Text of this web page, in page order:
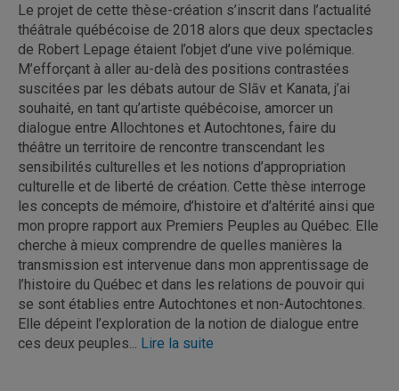
Le projet de cette thèse-création s’inscrit dans l’actualité
théâtrale québécoise de 2018 alors que deux spectacles
de Robert Lepage étaient l’objet d’une vive polémique.
M’efforçant à aller au-delà des positions contrastées
suscitées par les débats autour de Slāv et Kanata, j’ai
souhaité, en tant qu’artiste québécoise, amorcer un
dialogue entre Allochtones et Autochtones, faire du
théâtre un territoire de rencontre transcendant les
sensibilités culturelles et les notions d’appropriation
culturelle et de liberté de création. Cette thèse interroge
les concepts de mémoire, d’histoire et d’altérité ainsi que
mon propre rapport aux Premiers Peuples au Québec. Elle
cherche à mieux comprendre de quelles manières la
transmission est intervenue dans mon apprentissage de
l’histoire du Québec et dans les relations de pouvoir qui
se sont établies entre Autochtones et non-Autochtones.
Elle dépeint l’exploration de la notion de dialogue entre
ces deux peuples... Lire la suite